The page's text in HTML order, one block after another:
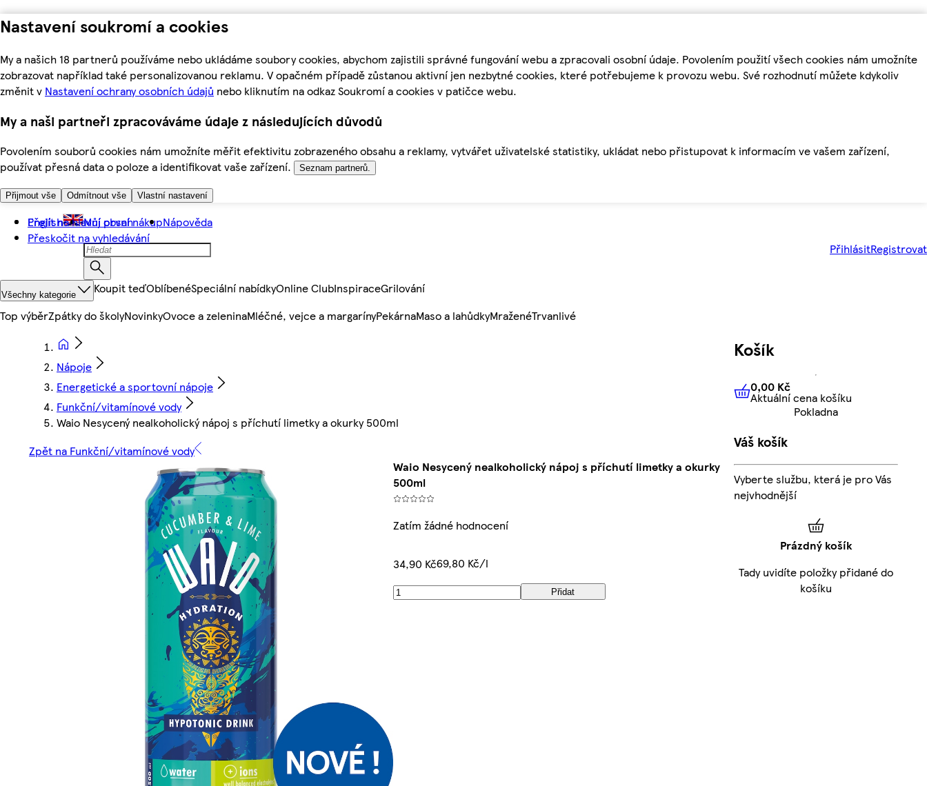
Nastavení soukromí a cookies
My a našich 18 partnerů používáme nebo ukládáme soubory cookies, abychom zajistili správné fungování webu a zpracovali osobní údaje. Povolením použití všech cookies nám umožníte
zobrazovat například také personalizovanou reklamu. V opačném případě zůstanou aktivní jen nezbytné cookies, které potřebujeme k provozu webu. Své rozhodnutí můžete kdykoliv
změnit v Nastavení ochrany osobních údajů nebo kliknutím na odkaz Soukromí a cookies v patičce webu.
My a naši partneři zpracováváme údaje z následujících důvodů
Povolením souborů cookies nám umožníte měřit efektivitu zobrazeného obsahu a reklamy, vytvářet uživatelské statistiky, ukládat nebo přistupovat k informacím ve vašem zařízení,
používat přesná data o poloze a identifikovat vaše zařízení.
Seznam partnerů.
Přijmout vše Odmítnout vše Vlastní nastavení
Přejít na hlavní obsah
Přeskočit na vyhledávání
English Můj první nákupNápověda
PřihlásitRegistrovat
Všechny kategorie Koupit teďOblíbenéSpeciální nabídkyOnline ClubInspiraceGrilování
Top výběrZpátky do školyNovinkyOvoce a zeleninaMléčné, vejce a margarínyPekárnaMaso a lahůdkyMraženéTrvanlivé
Nápoje
Energetické a sportovní nápoje
Funkční/vitamínové vody
Waio Nesycený nealkoholický nápoj s příchutí limetky a okurky 500ml
Zpět na Funkční/vitamínové vody
Waio Nesycený nealkoholický nápoj s příchutí limetky a okurky
500ml
Zatím žádné hodnocení
34,90 Kč69,80 Kč/l
Přidat
Košík
0,00 KčAktuální cena košíku
0,00 Kč
Aktuální cena košíku
Pokladna
Váš košík
Vyberte službu, která je pro Vás
nejvhodnější
Prázdný košík
Tady uvidíte položky přidané do
košíku